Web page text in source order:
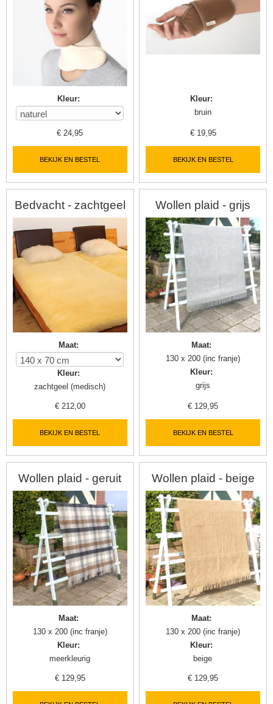
Kleur:
€24,95
BEKIJK EN BESTEL
Kleur:
bruin
€ 19,95
BEKIJK EN BESTEL
Bedvacht - zachtgeel
Maat:
Kleur:
zachtgeel (medisch)
€ 212,00
BEKIJK EN BESTEL
Wollen plaid - grijs
Maat:
130 x 200 (inc franje)
Kleur:
grijs
€ 129,95
BEKIJK EN BESTEL
Wollen plaid - geruit
Maat:
130 x 200 (inc franje)
Kleur:
meerkleurig
€ 129,95
Wollen plaid - beige
Maat:
130 x 200 (inc franje)
Kleur:
beige
€ 129,95